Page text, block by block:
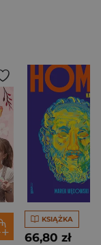
KSIĄŻKA
66,80 zł